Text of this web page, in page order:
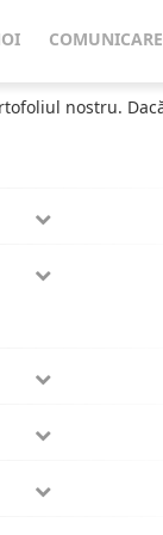
COMUNICARE
nostru.